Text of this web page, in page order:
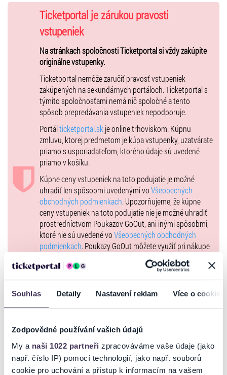
Souhlas Detaily Nastavení reklam Více o cookies
Zodpovědné používání vašich údajů
My a naši 1022 partneři zpracováváme vaše údaje (jako
např. číslo IP) pomocí technologií, jako např. souborů
cookie pro uchování a přístup k informacím na vašem
Hložek , ktorí zaspieva aj jej najväčšie hity .
Priestory DK Trnava - Nie sú bezbariérové!
11.3.2027 Trnava rad 1-3 Vip + welcome drink 69€
Ticketportal je zárukou pravosti
vstupeniek
Na stránkach spoločnosti Ticketportal si vždy zakúpite
originálne vstupenky.
Ticketportal nemôže zaručiť pravosť vstupeniek
zakúpených na sekundárnych portáloch. Ticketportal s
týmito spoločnosťami nemá nič spoločné a tento
spôsob prepredávania vstupeniek nepodporuje.
Portálticketportal.sk je online trhoviskom. Kúpnu
zmluvu, ktorej predmetom je kúpa vstupenky, uzatvárate
priamo s usporiadateľom, ktorého údaje sú uvedené
priamo v košíku.
Kúpne ceny vstupeniek na toto podujatie je možné
uhradiť len spôsobmi uvedenými voVšeobecných
obchodných podmienkach. Upozorňujeme, že kúpne
ceny vstupeniek na toto podujatie nie je možné uhradiť
prostredníctvom Poukazov GoOut, ani inými spôsobmi,
ktoré nie sú uvedené voVšeobecných obchodných
podmienkach. Poukazy GoOut môžete využiť pri nákupe
goout.net
, ak tam nie je
uvedené inak.
EÚ 2022/2065 (Akt o digitálnych službách, DSA) zaviazal
ponúkať na portáliwww.ticketportal.sk, iba výrobky alebo
Európskej únie. Príslušné informácie a kontakty podľa
DSA nájdete na stránke